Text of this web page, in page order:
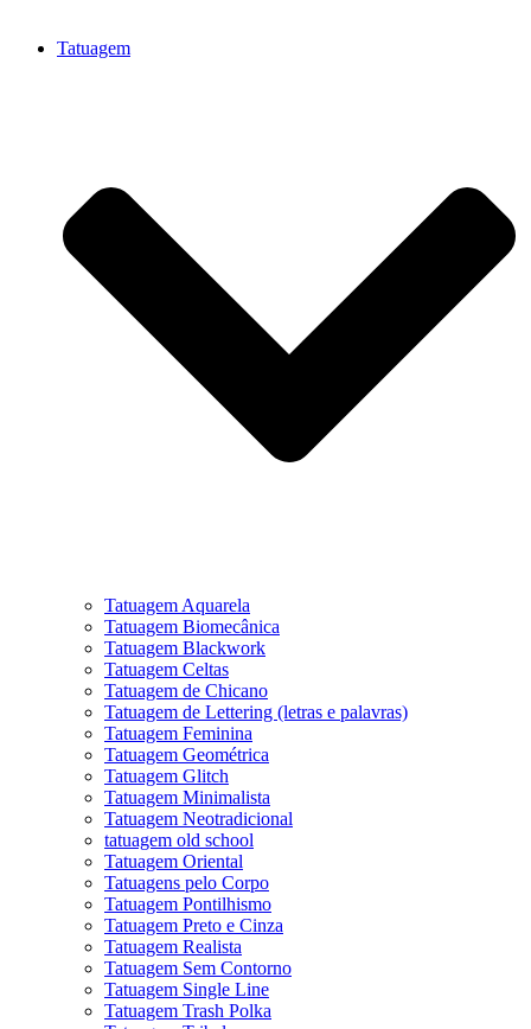
Tatuagem
Tatuagem Aquarela
Tatuagem Biomecânica
Tatuagem Blackwork
Tatuagem Celtas
Tatuagem de Chicano
Tatuagem de Lettering (letras e palavras)
Tatuagem Feminina
Tatuagem Geométrica
Tatuagem Glitch
Tatuagem Minimalista
Tatuagem Neotradicional
tatuagem old school
Tatuagem Oriental
Tatuagens pelo Corpo
Tatuagem Pontilhismo
Tatuagem Preto e Cinza
Tatuagem Realista
Tatuagem Sem Contorno
Tatuagem Single Line
Tatuagem Trash Polka